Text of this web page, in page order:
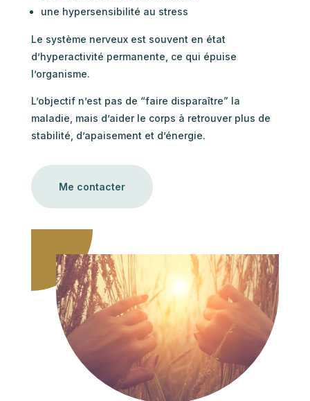
une hypersensibilité au stress
Le système nerveux est souvent en état
d’hyperactivité permanente, ce qui épuise
l’organisme.
L’objectif n’est pas de “faire disparaître” la
maladie, mais d’aider le corps à retrouver plus de
stabilité, d’apaisement et d’énergie.
Me contacter